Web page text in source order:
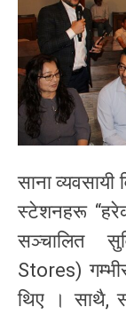
साना व्यवसायी
स्टेशनहरू
सञ्चालित
Stores)
थिए । साथै,